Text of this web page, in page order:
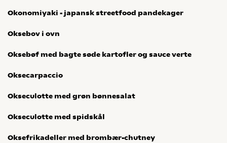
Okonomiyaki - japansk streetfood pandekager
Oksebov i ovn
Oksebøf med bagte søde kartofler og sauce verte
Oksecarpaccio
Okseculotte med grøn bønnesalat
Okseculotte med spidskål
Oksefrikadeller med brombær-chutney